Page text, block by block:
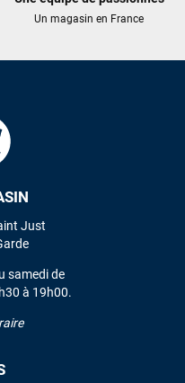
Un magasin en France
Just
samedi de
à 19h00.
Tahiti. Super service.
en super état.
AVIS
AVIS